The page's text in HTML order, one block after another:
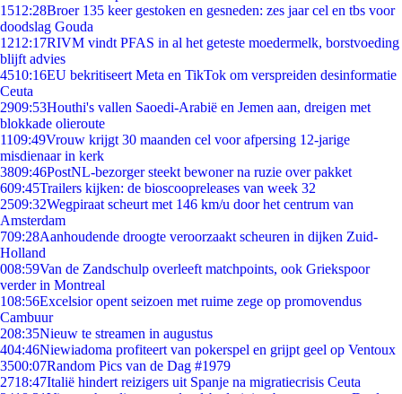
1512:28Broer 135 keer gestoken en gesneden: zes jaar cel en tbs voor
doodslag Gouda
1212:17RIVM vindt PFAS in al het geteste moedermelk, borstvoeding
blijft advies
4510:16EU bekritiseert Meta en TikTok om verspreiden desinformatie
Ceuta
2909:53Houthi's vallen Saoedi-Arabië en Jemen aan, dreigen met
blokkade olieroute
1109:49Vrouw krijgt 30 maanden cel voor afpersing 12-jarige
misdienaar in kerk
3809:46PostNL-bezorger steekt bewoner na ruzie over pakket
609:45Trailers kijken: de bioscoopreleases van week 32
2509:32Wegpiraat scheurt met 146 km/u door het centrum van
Amsterdam
709:28Aanhoudende droogte veroorzaakt scheuren in dijken Zuid-
Holland
008:59Van de Zandschulp overleeft matchpoints, ook Griekspoor
verder in Montreal
108:56Excelsior opent seizoen met ruime zege op promovendus
Cambuur
208:35Nieuw te streamen in augustus
404:46Niewiadoma profiteert van pokerspel en grijpt geel op Ventoux
3500:07Random Pics van de Dag #1979
2718:47Italië hindert reizigers uit Spanje na migratiecrisis Ceuta